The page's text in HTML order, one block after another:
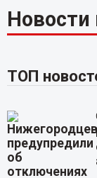
Новости
ТОП